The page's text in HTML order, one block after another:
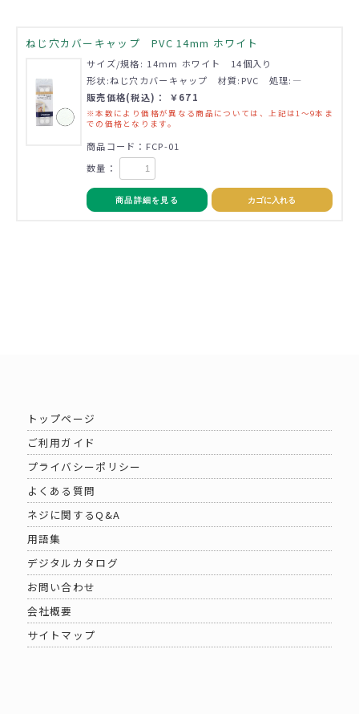
ねじ穴カバーキャップ PVC 14mm ホワイト
サイズ/規格: 14mm ホワイト 14個入り
形状:ねじ穴カバーキャップ 材質:PVC 処理:―
販売価格(税込)： ￥671
※本数により価格が異なる商品については、上記は1～9本ま
での価格となります。
商品コード：FCP-01
数量：
商品詳細を見る カゴに入れる
トップページ
ご利用ガイド
プライバシーポリシー
よくある質問
ネジに関するQ&A
用語集
デジタルカタログ
お問い合わせ
会社概要
サイトマップ